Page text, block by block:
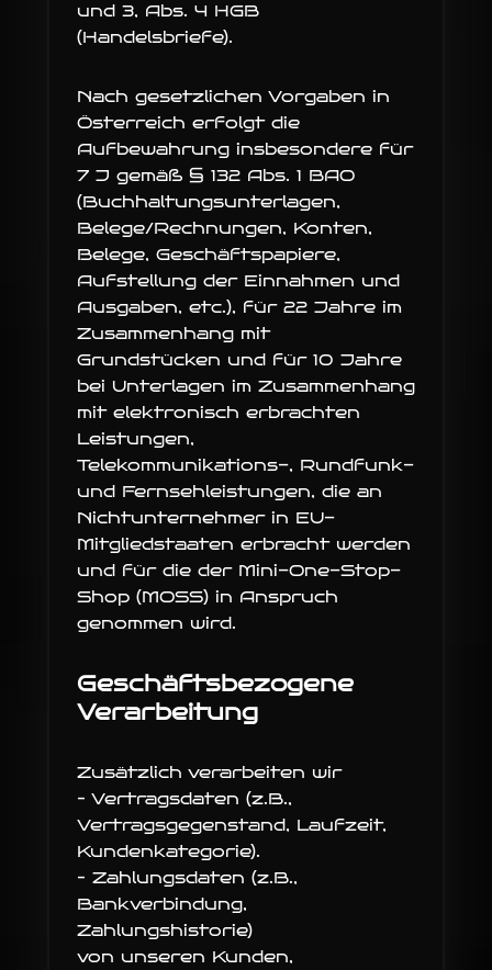
und 3, Abs. 4 HGB
(Handelsbriefe).
Nach gesetzlichen Vorgaben in
Österreich erfolgt die
Aufbewahrung insbesondere für
7 J gemäß § 132 Abs. 1 BAO
(Buchhaltungsunterlagen,
Belege/Rechnungen, Konten,
Belege, Geschäftspapiere,
Aufstellung der Einnahmen und
Ausgaben, etc.), für 22 Jahre im
Zusammenhang mit
Grundstücken und für 10 Jahre
bei Unterlagen im Zusammenhang
mit elektronisch erbrachten
Leistungen,
Telekommunikations-, Rundfunk-
und Fernsehleistungen, die an
Nichtunternehmer in EU-
Mitgliedstaaten erbracht werden
und für die der Mini-One-Stop-
Shop (MOSS) in Anspruch
genommen wird.
Geschäftsbezogene
Verarbeitung
Zusätzlich verarbeiten wir
– Vertragsdaten (z.B.,
Vertragsgegenstand, Laufzeit,
Kundenkategorie).
– Zahlungsdaten (z.B.,
Bankverbindung,
Zahlungshistorie)
von unseren Kunden,